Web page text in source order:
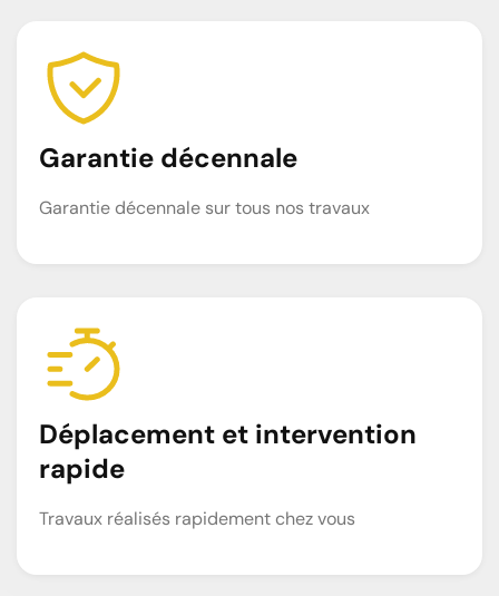
Garantie décennale
Garantie décennale sur tous nos travaux
Déplacement et intervention
rapide
Travaux réalisés rapidement chez vous